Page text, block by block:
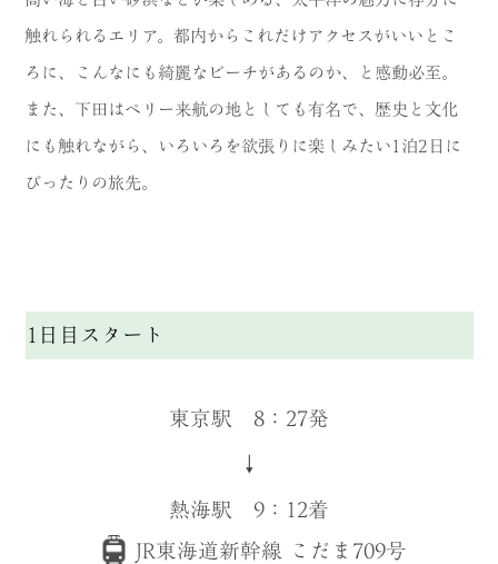
触れられるエリア。都内からこれだけアクセスがいいとこ
ろに、こんなにも綺麗なビーチがあるのか、と感動必至。
また、下田はペリー来航の地としても有名で、歴史と文化
にも触れながら、いろいろを欲張りに楽しみたい1泊2日に
ぴったりの旅先。
1日目スタート
東京駅 8：27発
↓
熱海駅 9：12着
JR東海道新幹線 こだま709号